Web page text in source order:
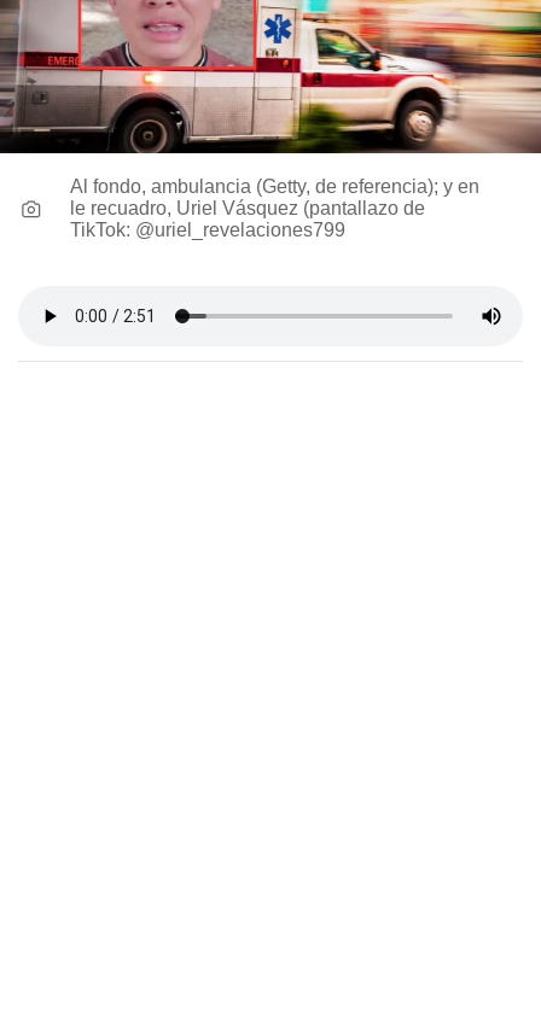
Al fondo, ambulancia (Getty, de referencia); y en
le recuadro, Uriel Vásquez (pantallazo de
TikTok: @uriel_revelaciones799